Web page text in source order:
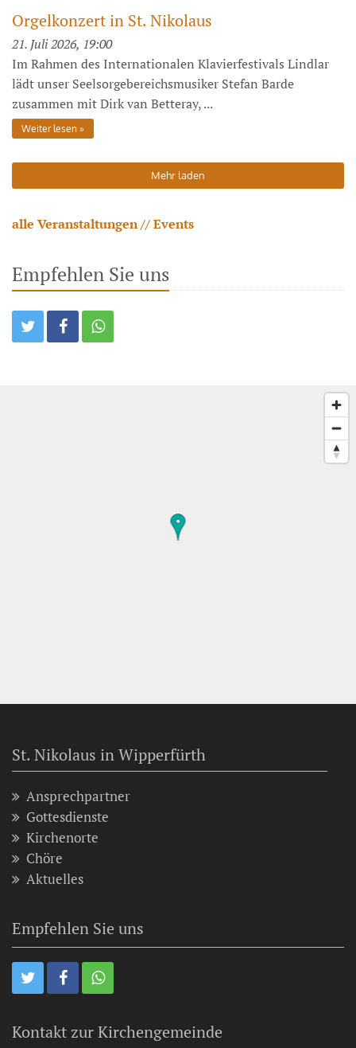
Orgelkonzert in St. Nikolaus
21. Juli 2026, 19:00
Im Rahmen des Internationalen Klavierfestivals Lindlar
lädt unser Seelsorgebereichsmusiker Stefan Barde
zusammen mit Dirk van Betteray, ...
Weiter lesen
Mehr laden
alle Veranstaltungen // Events
Empfehlen Sie uns
St. Nikolaus in Wipperfürth
Ansprechpartner
Gottesdienste
Kirchenorte
Chöre
Aktuelles
Empfehlen Sie uns
Kontakt zur Kirchengemeinde